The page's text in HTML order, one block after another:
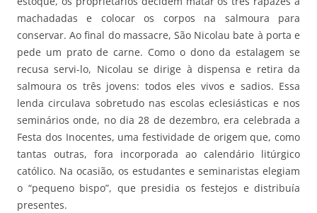
machadadas e colocar os corpos na salmoura para
conservar. Ao final do massacre, São Nicolau bate à porta e
pede um prato de carne. Como o dono da estalagem se
recusa servi-lo, Nicolau se dirige à dispensa e retira da
salmoura os três jovens: todos eles vivos e sadios. Essa
lenda circulava sobretudo nas escolas eclesiásticas e nos
seminários onde, no dia 28 de dezembro, era celebrada a
Festa dos Inocentes, uma festividade de origem que, como
tantas outras, fora incorporada ao calendário litúrgico
católico. Na ocasião, os estudantes e seminaristas elegiam
o “pequeno bispo”, que presidia os festejos e distribuía
presentes.